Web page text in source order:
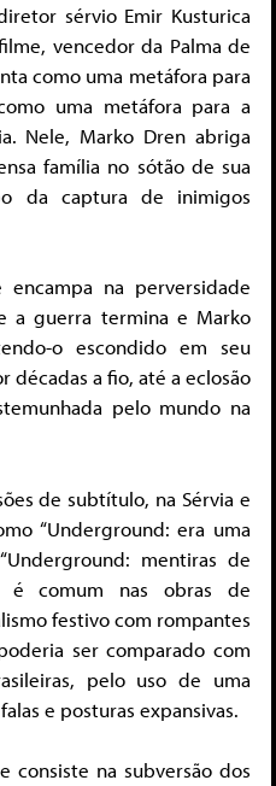
sérvio Emir Kusturica
vencedor da Palma de
como uma metáfora para
uma metáfora para a
Nele, Marko Dren abriga
família no sótão de sua
da captura de inimigos
na perversidade
a guerra termina e Marko
o escondido em seu
décadas a fio, até a eclosão
pelo mundo na
de subtítulo, na Sérvia e
“Underground: era uma
mentiras de
é comum nas obras de
festivo com rompantes
ser comparado com
pelo uso de uma
e posturas expansivas.
consiste na subversão dos